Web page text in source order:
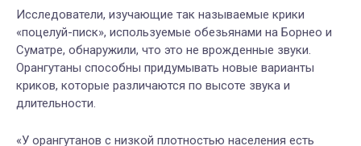
Исследователи, изучающие так называемые крики
«поцелуй-писк», используемые обезьянами на Борнео и
Суматре, обнаружили, что это не врожденные звуки.
Орангутаны способны придумывать новые варианты
криков, которые различаются по высоте звука и
длительности.
«У орангутанов с низкой плотностью населения есть